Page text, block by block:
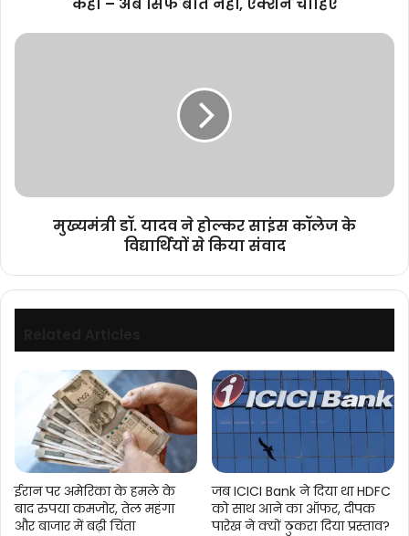
बातें
मुख्यमंत्री
विद्यार्थियों
मुख्यमंत्री डॉ. यादव ने होल्कर साइंस कॉलेज के
विद्यार्थियों से किया संवाद
ईरान पर अमेरिका के हमले के
बाद रुपया कमजोर, तेल महंगा
और बाजार में बढ़ी चिंता
जब ICICI Bank ने दिया था HDFC
को साथ आने का ऑफर, दीपक
पारेख ने क्यों ठुकरा दिया प्रस्ताव?